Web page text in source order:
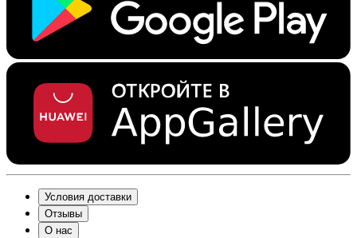
Условия доставки
Отзывы
О нас